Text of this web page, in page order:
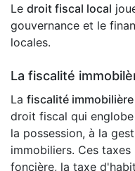
Le droit fiscal local
gouvernance et le
locales.
La fiscalité
La fiscalité immobilière
droit fiscal qui
la possession, à la
immobiliers. Ces
foncière, la taxe